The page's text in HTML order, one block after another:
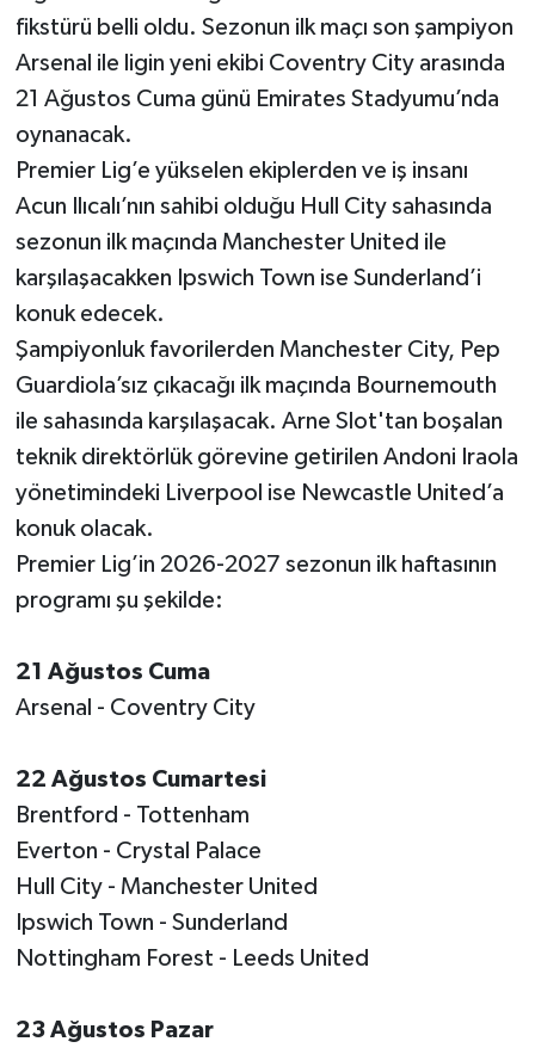
fikstürü belli oldu. Sezonun ilk maçı son şampiyon
Arsenal ile ligin yeni ekibi Coventry City arasında
21 Ağustos Cuma günü Emirates Stadyumu’nda
oynanacak.
Premier Lig’e yükselen ekiplerden ve iş insanı
Acun Ilıcalı’nın sahibi olduğu Hull City sahasında
sezonun ilk maçında Manchester United ile
karşılaşacakken Ipswich Town ise Sunderland’i
konuk edecek.
Şampiyonluk favorilerden Manchester City, Pep
Guardiola’sız çıkacağı ilk maçında Bournemouth
ile sahasında karşılaşacak. Arne Slot'tan boşalan
teknik direktörlük görevine getirilen Andoni Iraola
yönetimindeki Liverpool ise Newcastle United’a
konuk olacak.
Premier Lig’in 2026-2027 sezonun ilk haftasının
programı şu şekilde:
21 Ağustos Cuma
Arsenal - Coventry City
22 Ağustos Cumartesi
Brentford - Tottenham
Everton - Crystal Palace
Hull City - Manchester United
Ipswich Town - Sunderland
Nottingham Forest - Leeds United
23 Ağustos Pazar